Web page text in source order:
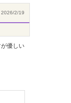
2026/2/19
優しい